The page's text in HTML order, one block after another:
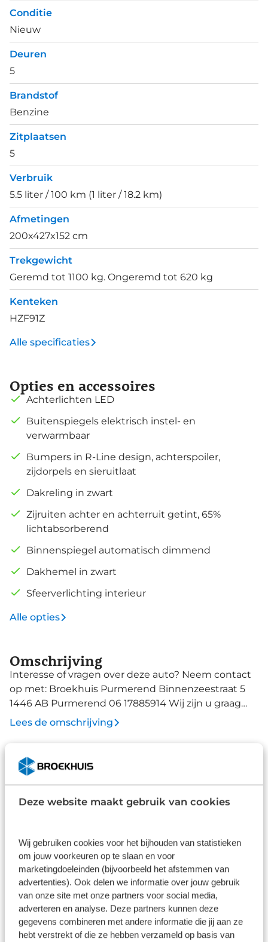
Deze website maakt gebruik van cookies
Wij gebruiken cookies voor het bijhouden van statistieken
om jouw voorkeuren op te slaan en voor
marketingdoeleinden (bijvoorbeeld het afstemmen van
advertenties). Ook delen we informatie over jouw gebruik
van onze site met onze partners voor social media,
adverteren en analyse. Deze partners kunnen deze
gegevens combineren met andere informatie die jij aan ze
hebt verstrekt of die ze hebben verzameld op basis van
Conditie
Nieuw
Deuren
5
Brandstof
Benzine
Zitplaatsen
5
Verbruik
5.5 liter / 100 km (1 liter / 18.2 km)
Afmetingen
200x427x152 cm
Trekgewicht
Geremd tot 1100 kg. Ongeremd tot 620 kg
Kenteken
HZF91Z
Alle specificaties
Opties en accessoires
Achterlichten LED
Buitenspiegels elektrisch instel- en
verwarmbaar
Bumpers in R-Line design, achterspoiler,
zijdorpels en sieruitlaat
Dakreling in zwart
Zijruiten achter en achterruit getint, 65%
lichtabsorberend
Binnenspiegel automatisch dimmend
Dakhemel in zwart
Sfeerverlichting interieur
Alle opties
Omschrijving
Interesse of vragen over deze auto? Neem contact
op met: Broekhuis Purmerend Binnenzeestraat 5
1446 AB Purmerend 06 17885914 Wij zijn u graag
verder van dienst! De inruilpremie is reeds verwerkt
Lees de omschrijving
Afleverpakketten
Basis
Dit pakket is standaard inbegrepen. We vinden het
logisch dat u op kwaliteit kunt rekenen en we laten
u graag weten wat u kunt verwachten.
Gekozen Inhoud